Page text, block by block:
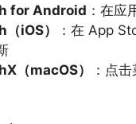
for Android ：在应
iOS）
：在 App
（macOS）
：点